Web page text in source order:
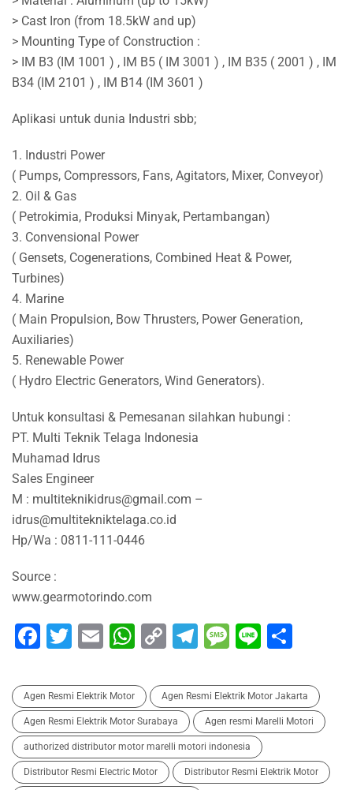
> Cast Iron (from 18.5kW and up)
> Mounting Type of Construction :
> IM B3 (IM 1001 ) , IM B5 ( IM 3001 ) , IM B35 ( 2001 ) , IM
B34 (IM 2101 ) , IM B14 (IM 3601 )
Aplikasi untuk dunia Industri sbb;
1. Industri Power
( Pumps, Compressors, Fans, Agitators, Mixer, Conveyor)
2. Oil & Gas
( Petrokimia, Produksi Minyak, Pertambangan)
3. Convensional Power
( Gensets, Cogenerations, Combined Heat & Power,
Turbines)
4. Marine
( Main Propulsion, Bow Thrusters, Power Generation,
Auxiliaries)
5. Renewable Power
( Hydro Electric Generators, Wind Generators).
Untuk konsultasi & Pemesanan silahkan hubungi :
PT. Multi Teknik Telaga Indonesia
Muhamad Idrus
Sales Engineer
M : multiteknikidrus@gmail.com –
idrus@multitekniktelaga.co.id
Hp/Wa : 0811-111-0446
Source :
www.gearmotorindo.com
Facebook
Twitter
EmailWhatsApp
CopyTelegram
Message
Line
Agen Resmi Elektrik Motor Agen Resmi Elektrik Motor Jakarta
Agen Resmi Elektrik Motor Surabaya Agen resmi Marelli Motori
authorized distributor motor marelli motori indonesia
Distributor Resmi Electric Motor Distributor Resmi Elektrik Motor